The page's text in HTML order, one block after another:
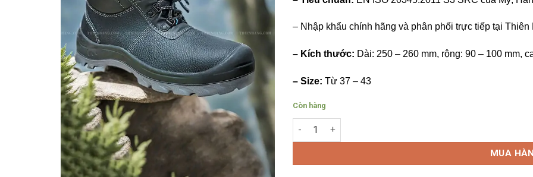
– Nhập khẩu chính hãng và phân phối trực tiếp tại Thiên
– Kích thước: Dài: 250 – 260 mm, rộng: 90 – 100 mm,
– Size: Từ 37 – 43
Còn hàng
Giày Jogger cao cổ Jogger Bestboy S3 số lượng
MUA